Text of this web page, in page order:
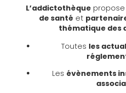
L’addictothèque
de santé et
thématique des
Toutes les
Les évènements